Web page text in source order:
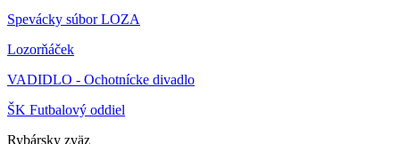
Spevácky súbor LOZA
Lozorňáček
VADIDLO - Ochotnícke divadlo
ŠK Futbalový oddiel
Rybársky zväz